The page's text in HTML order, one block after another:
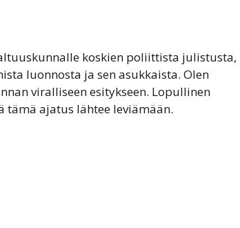
koskien poliittista julistusta,
luonnosta ja sen asukkaista. Olen
viralliseen esitykseen. Lopullinen
tämä ajatus lähtee leviämään.